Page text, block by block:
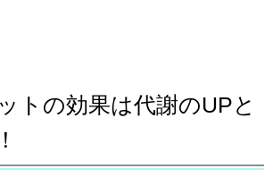
トの効果は代謝のUPと